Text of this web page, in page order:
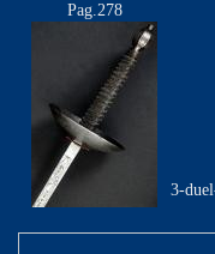
Pag.278
3-